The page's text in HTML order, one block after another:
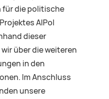
für die politische
AIPol
dieser
über die weiteren
in den
Im Anschluss
unsere